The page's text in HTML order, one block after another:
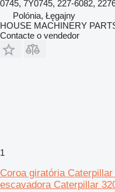
0745, 7Y0745, 227-6082,
Polónia, Łęgajny
HOUSE MACHINERY
Contacte o vendedor
1
Coroa giratória
escavadora Caterpillar